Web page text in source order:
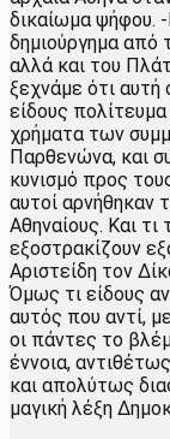
δικαίωμα ψήφου.
δημιούργημα από
αλλά και του
ξεχνάμε ότι αυτή
είδους
χρήματα των
Παρθενώνα, και
κυνισμό προς
αυτοί αρνήθηκαν
Αθηναίους. Και
εξοστρακίζουν
Αριστείδη τον
Όμως τι είδους
αυτός που αντί,
οι πάντες το
έννοια,
και απολύτως
μαγική λέξη